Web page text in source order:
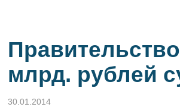
млрд. рублей
30.01.2014